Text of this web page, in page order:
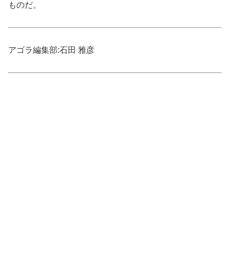
ものだ。
アゴラ編集部:石田 雅彦